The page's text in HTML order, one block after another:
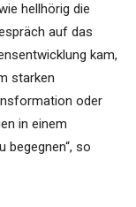
hellhörig die
auf das
kam,
starken
oder
in einem
begegnen“, so